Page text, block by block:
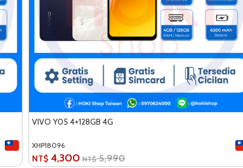
VIVO Y05 4+128GB 4G
XHP18096
NT$ 4,300 NT$ 5,990